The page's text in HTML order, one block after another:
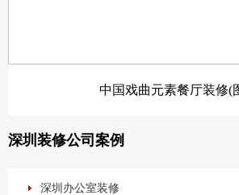
中国戏曲元素餐厅装修(
深圳装修公司案例
深圳办公室装修